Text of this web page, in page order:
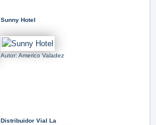
Sunny Hotel
Autor: Americo Valadez
Distribuidor Vial La